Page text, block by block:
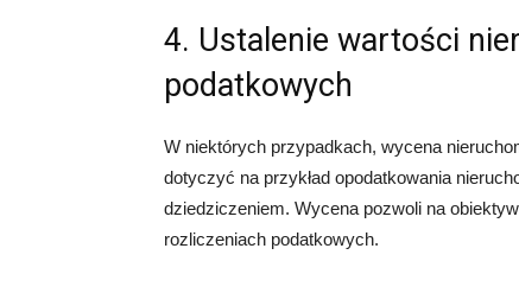
4. Ustalenie wartości
podatkowych
W niektórych przypadkach, wycena
dotyczyć na przykład opodatkowania
dziedziczeniem. Wycena pozwoli na
rozliczeniach podatkowych.